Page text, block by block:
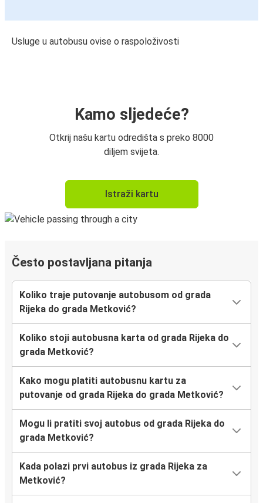
Usluge u autobusu ovise o raspoloživosti
Kamo sljedeće?
Otkrij našu kartu odredišta s preko 8000
diljem svijeta.
Istraži kartu
Često postavljana pitanja
Koliko traje putovanje autobusom od grada
Rijeka do grada Metković?
Koliko stoji autobusna karta od grada Rijeka do
grada Metković?
Kako mogu platiti autobusnu kartu za
putovanje od grada Rijeka do grada Metković?
Mogu li pratiti svoj autobus od grada Rijeka do
grada Metković?
Kada polazi prvi autobus iz grada Rijeka za
Metković?